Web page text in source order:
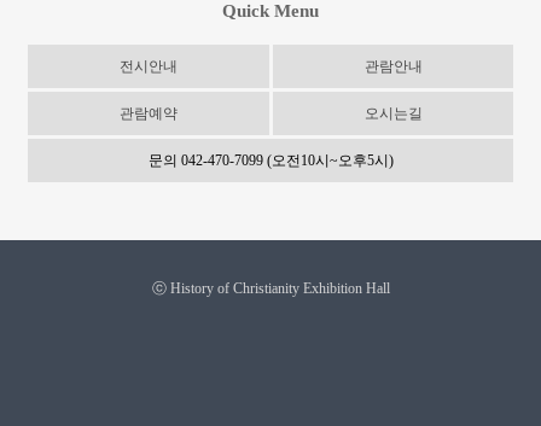
Quick Menu
전시안내 관람안내
관람예약 오시는길
문의 042-470-7099 (오전10시~오후5시)
ⓒ History of Christianity Exhibition Hall